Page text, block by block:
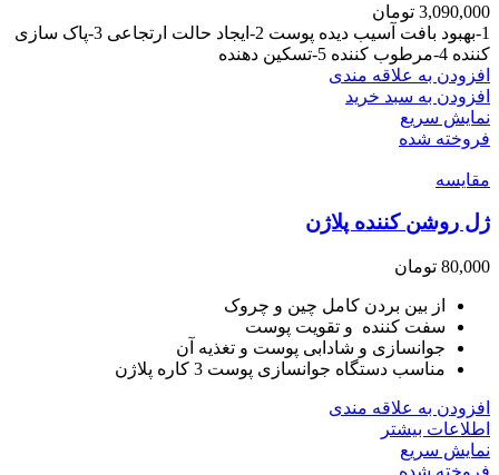
3,090,000 تومان
1-بهبود بافت آسیب دیده پوست 2-ایجاد حالت ارتجاعی 3-پاک سازی
کننده 4-مرطوب کننده 5-تسکین دهنده
افزودن به علاقه مندی
افزودن به سبد خرید
نمایش سریع
فروخته شده
مقايسه
ژل روشن کننده پلاژن
80,000 تومان
از بین بردن کامل چین و چروک
سفت کننده و تقویت پوست
جوانسازی و شادابی پوست و تغذیه آن
مناسب دستگاه جوانسازی پوست 3 کاره پلاژن
افزودن به علاقه مندی
اطلاعات بیشتر
نمایش سریع